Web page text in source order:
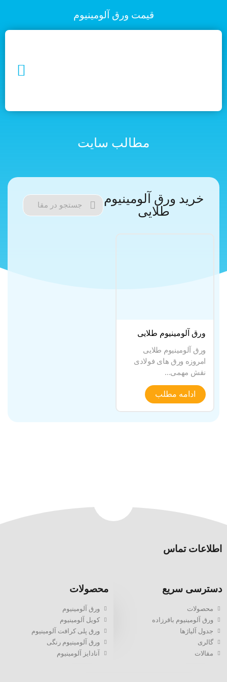
قیمت ورق آلومینیوم
مطالب سایت
خرید ورق آلومینیوم
طلایی
ورق آلومینیوم طلایی
ورق آلومینیوم طلایی
امروزه ورق های فولادی
نقش مهمی...
ادامه مطلب
اطلاعات تماس
دسترسی سریع
محصولات
ورق آلومینیوم باقرزاده
جدول آلیاژها
گالری
مقالات
محصولات
ورق آلومینیوم
کویل آلومینیوم
ورق پلی کرافت آلومینیوم
ورق آلومینیوم رنگی
آنادایز آلومینیوم